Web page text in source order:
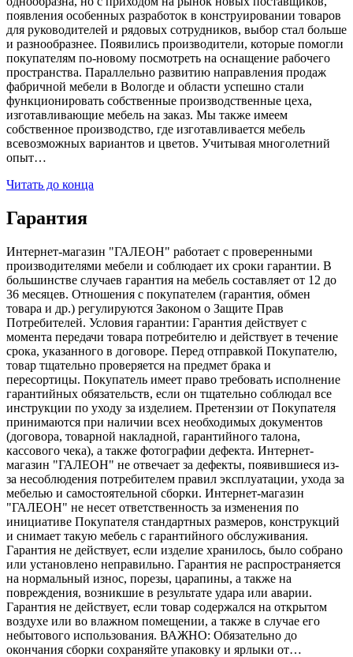
появления особенных разработок в конструировании товаров
для руководителей и рядовых сотрудников, выбор стал больше
и разнообразнее. Появились производители, которые помогли
покупателям по-новому посмотреть на оснащение рабочего
пространства. Параллельно развитию направления продаж
фабричной мебели в Вологде и области успешно стали
функционировать собственные производственные цеха,
изготавливающие мебель на заказ. Мы также имеем
собственное производство, где изготавливается мебель
всевозможных вариантов и цветов. Учитывая многолетний
опыт…
Читать до конца
Гарантия
Интернет-магазин "ГАЛЕОН" работает с проверенными
производителями мебели и соблюдает их сроки гарантии. В
большинстве случаев гарантия на мебель составляет от 12 до
36 месяцев. Отношения с покупателем (гарантия, обмен
товара и др.) регулируются Законом о Защите Прав
Потребителей. Условия гарантии: Гарантия действует с
момента передачи товара потребителю и действует в течение
срока, указанного в договоре. Перед отправкой Покупателю,
товар тщательно проверяется на предмет брака и
пересортицы. Покупатель имеет право требовать исполнение
гарантийных обязательств, если он тщательно соблюдал все
инструкции по уходу за изделием. Претензии от Покупателя
принимаются при наличии всех необходимых документов
(договора, товарной накладной, гарантийного талона,
кассового чека), а также фотографии дефекта. Интернет-
магазин "ГАЛЕОН" не отвечает за дефекты, появившиеся из-
за несоблюдения потребителем правил эксплуатации, ухода за
мебелью и самостоятельной сборки. Интернет-магазин
"ГАЛЕОН" не несет ответственность за изменения по
инициативе Покупателя стандартных размеров, конструкций
и снимает такую мебель с гарантийного обслуживания.
Гарантия не действует, если изделие хранилось, было собрано
или установлено неправильно. Гарантия не распространяется
на нормальный износ, порезы, царапины, а также на
повреждения, возникшие в результате удара или аварии.
Гарантия не действует, если товар содержался на открытом
воздухе или во влажном помещении, а также в случае его
небытового использования. ВАЖНО: Обязательно до
окончания сборки сохраняйте упаковку и ярлыки от…